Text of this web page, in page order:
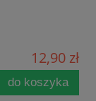
12,90 zł
do koszyka